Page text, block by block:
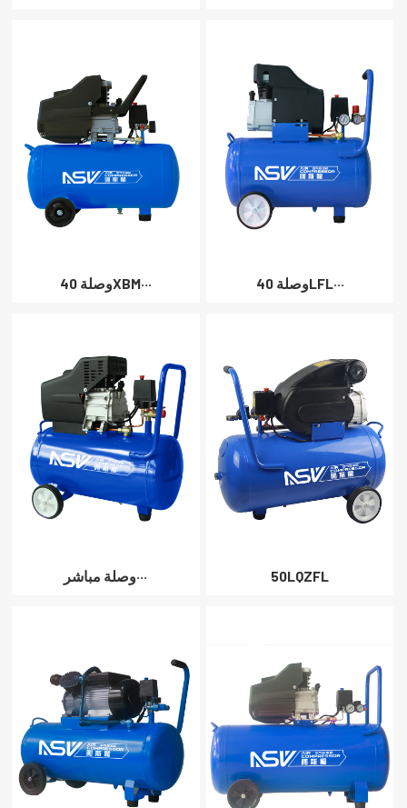
وصلة 40XBM··· وصلة 40LFL···
وصلة مباشر··· 50LQZFL